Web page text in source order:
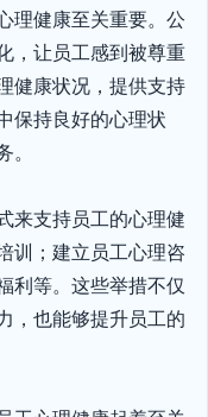
理健康至关重要。公
，让员工感到被尊重
健康状况，提供支持
保持良好的心理状
来支持员工的心理健
训；建立员工心理咨
利等。这些举措不仅
，也能够提升员工的